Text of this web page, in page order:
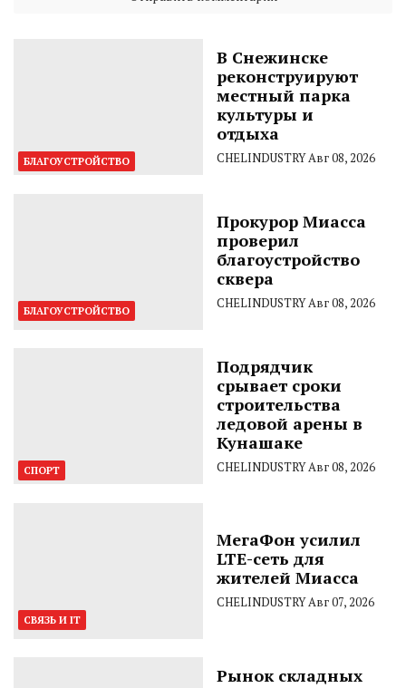
БЛАГОУСТРОЙСТВО
В Снежинске
реконструируют
местный парка
культуры и
отдыха
CHELINDUSTRYАвг 08, 2026
БЛАГОУСТРОЙСТВО
Прокурор Миасса
проверил
благоустройство
сквера
CHELINDUSTRYАвг 08, 2026
СПОРТ
Подрядчик
срывает сроки
строительства
ледовой арены в
Кунашаке
CHELINDUSTRYАвг 08, 2026
СВЯЗЬ И IT
МегаФон усилил
LTE-сеть для
жителей Миасса
CHELINDUSTRYАвг 07, 2026
Рынок складных